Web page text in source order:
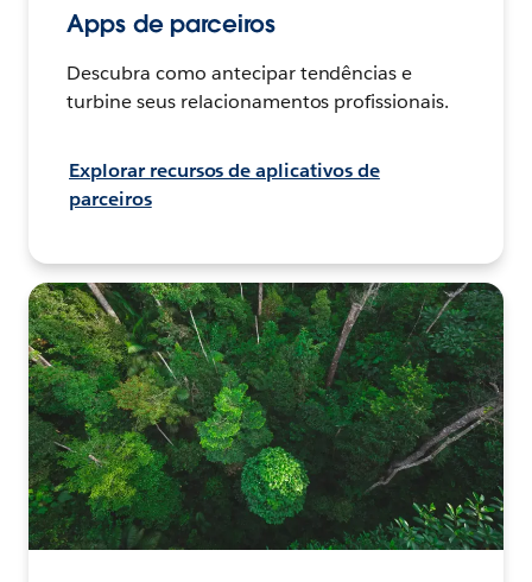
Apps de parceiros
Descubra como antecipar tendências e
turbine seus relacionamentos profissionais.
Explorar recursos de aplicativos de
parceiros